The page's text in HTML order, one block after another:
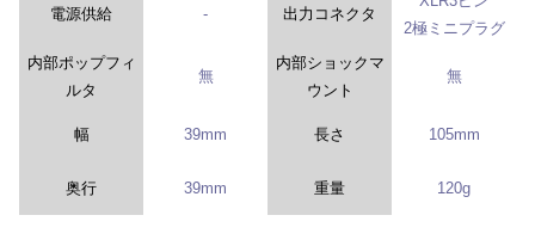
電源供給 - 出力コネクタ
2極ミニプラグ
内部ポップフィ
ルタ
無
内部ショックマ
ウント
無
幅 39mm 長さ 105mm
奥行 39mm 重量 120g